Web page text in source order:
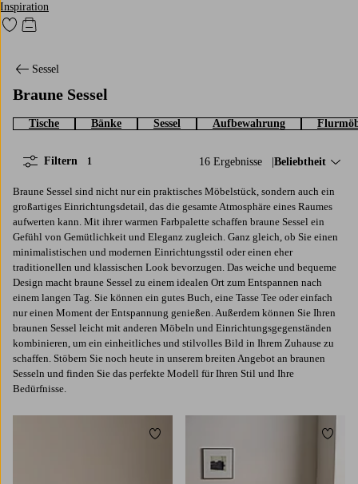
Inspiration
Zu den als Favoriten markierten Produkten gehen
Zum Warenkorb
Sessel
Braune Sessel
Tische Bänke Sessel Aufbewahrung
16 Ergebnisse Sortieren nach:
Beliebtheit
Filtern 1
Braune Sessel sind nicht nur ein praktisches Möbelstück, sondern auch ein
großartiges Einrichtungsdetail, das die gesamte Atmosphäre eines Raumes
aufwerten kann. Mit ihrer warmen Farbpalette schaffen braune Sessel ein
Gefühl von Gemütlichkeit und Eleganz zugleich. Ganz gleich, ob Sie einen
minimalistischen und modernen Einrichtungsstil oder einen eher
traditionellen und klassischen Look bevorzugen. Das weiche und bequeme
Design macht braune Sessel zu einem idealen Ort zum Entspannen nach
einem langen Tag. Sie können ein gutes Buch, eine Tasse Tee oder einfach
nur einen Moment der Entspannung genießen. Außerdem können Sie Ihren
braunen Sessel leicht mit anderen Möbeln und Einrichtungsgegenständen
kombinieren, um ein einheitliches und stilvolles Bild in Ihrem Zuhause zu
schaffen. Stöbern Sie noch heute in unserem breiten Angebot an braunen
Sesseln und finden Sie das perfekte Modell für Ihren Stil und Ihre
Bedürfnisse.
Zu Favoriten hinzufügen Zu